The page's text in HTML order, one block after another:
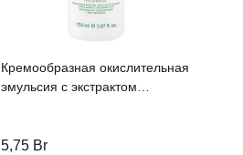
Кремообразная окислительная
эмульсия с экстрактом
мл
5,75 Br